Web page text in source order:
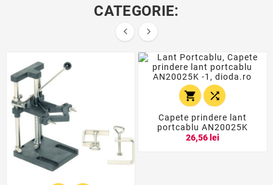
CATEGORIE:
 
 
Capete prindere lant
portcablu AN20025K
26,56 lei